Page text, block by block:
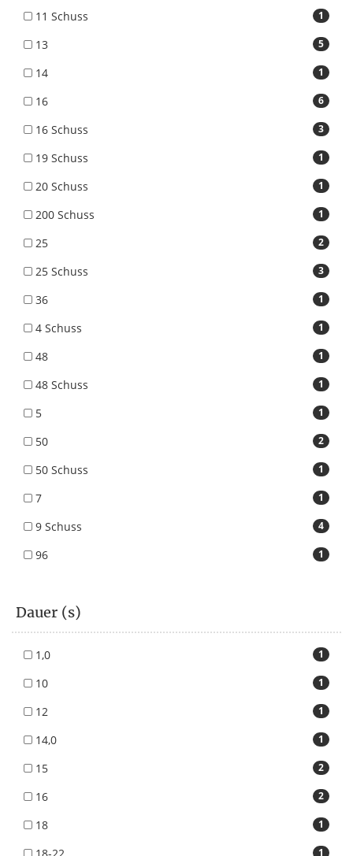
1
11 Schuss
5
13
1
14
6
16
3
16 Schuss
1
19 Schuss
1
20 Schuss
1
200 Schuss
2
25
3
25 Schuss
1
36
1
4 Schuss
1
48
1
48 Schuss
1
5
2
50
1
50 Schuss
1
7
4
9 Schuss
1
96
Dauer (s)
1
1,0
1
10
1
12
1
14,0
2
15
2
16
1
18
1